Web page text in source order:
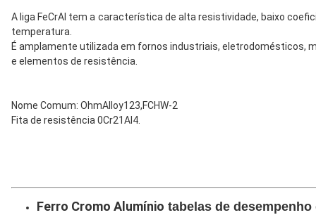
A liga FeCrAl tem a característica de alta resistividade, baixo
temperatura.
É amplamente utilizada em fornos industriais, eletrodomésticos,
e elementos de resistência.
Nome Comum: OhmAlloy123,FCHW-2
Fita de resistência 0Cr21Al4.
Ferro Cromo Alumínio tabelas de desempenho